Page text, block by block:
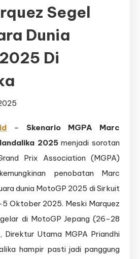
Segel
Dunia
Di
– Skenario MGPA Marc
2025menjadi sorotan
Prix Association (MGPA)
penobatan Marc
dunia MotoGP 2025 di Sirkuit
Oktober 2025. Meski Marquez
di MotoGP Jepang (26-28
Utama MGPA Priandhi
hampir pasti jadi panggung